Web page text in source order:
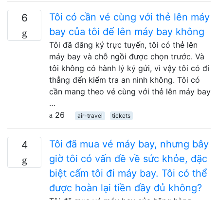
6
Tôi có cần vé cùng với thẻ lên máy
bay của tôi để lên máy bay không
Tôi đã đăng ký trực tuyến, tôi có thẻ lên
máy bay và chỗ ngồi được chọn trước. Và
tôi không có hành lý ký gửi, vì vậy tôi có đi
thẳng đến kiểm tra an ninh không. Tôi có
cần mang theo vé cùng với thẻ lên máy bay
…
26
air-travel tickets
4
Tôi đã mua vé máy bay, nhưng bây
giờ tôi có vấn đề về sức khỏe, đặc
biệt cấm tôi đi máy bay. Tôi có thể
được hoàn lại tiền đầy đủ không?